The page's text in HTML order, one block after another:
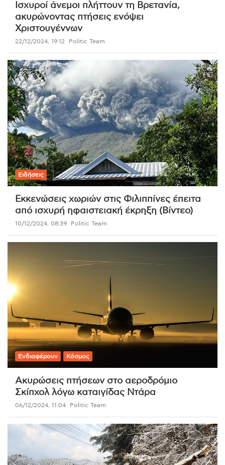
Ισχυροί άνεμοι πλήττουν τη Βρετανία,
ακυρώνοντας πτήσεις ενόψει
Χριστουγέννων
22/12/2024, 19:12 Politic Team
Ειδήσεις
Εκκενώσεις χωριών στις Φιλιππίνες έπειτα
από ισχυρή ηφαιστειακή έκρηξη (Βίντεο)
10/12/2024, 08:39 Politic Team
Ενδιαφέρουν Κόσμος
Ακυρώσεις πτήσεων στο αεροδρόμιο
Σκίπχολ λόγω καταιγίδας Ντάρα
06/12/2024, 11:04 Politic Team